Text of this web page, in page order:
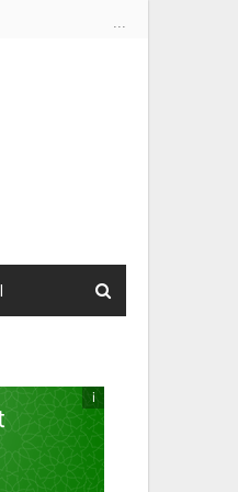
...